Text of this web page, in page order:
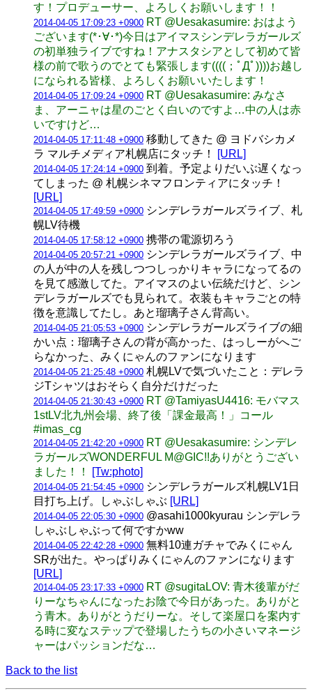
す！プロデューサー、よろしくお願いします！！
2014-04-05 17:09:23 +0900 RT @Uesakasumire: おはよう
ございます(*･∀･*)今日はアイマスシンデレラガールズ
の初単独ライブですね！アナスタシアとして初めて皆
様の前で歌うのでとても緊張します((((；ﾟДﾟ))))お越し
になられる皆様、よろしくお願いいたします！
2014-04-05 17:09:24 +0900 RT @Uesakasumire: みなさ
ま、アーニャは星のごとく白いのですよ…中の人は赤
いですけど…
2014-04-05 17:11:48 +0900 移動してきた @ ヨドバシカメ
ラ マルチメディア札幌店にタッチ！
[URL]
2014-04-05 17:24:14 +0900 到着。予定よりだいぶ遅くなっ
てしまった @ 札幌シネマフロンティアにタッチ！
[URL]
2014-04-05 17:49:59 +0900 シンデレラガールズライブ、札
幌LV待機
2014-04-05 17:58:12 +0900 携帯の電源切ろう
2014-04-05 20:57:21 +0900 シンデレラガールズライブ、中
の人が中の人を残しつつしっかりキャラになってるの
を見て感激してた。アイマスのよい伝統だけど、シン
デレラガールズでも見られて。衣装もキャラごとの特
徴を意識してたし。あと瑠璃子さん背高い。
2014-04-05 21:05:53 +0900 シンデレラガールズライブの細
かい点：瑠璃子さんの背が高かった、はっしーがへご
らなかった、みくにゃんのファンになります
2014-04-05 21:25:48 +0900 札幌LVで気づいたこと：デレラ
ジTシャツはおそらく自分だけだった
2014-04-05 21:30:43 +0900 RT @TamiyasU4416: モバマス
1stLV北九州会場、終了後「課金最高！」コール
#imas_cg
2014-04-05 21:42:20 +0900 RT @Uesakasumire: シンデレ
ラガールズWONDERFUL M@GIC!!ありがとうござい
ました！！
[Tw:photo]
2014-04-05 21:54:45 +0900 シンデレラガールズ札幌LV1日
目打ち上げ。しゃぶしゃぶ [URL]
2014-04-05 22:05:30 +0900 @asahi1000kyurau シンデレラ
しゃぶしゃぶって何ですかww
2014-04-05 22:42:28 +0900 無料10連ガチャでみくにゃん
SRが出た。やっぱりみくにゃんのファンになります
[URL]
2014-04-05 23:17:33 +0900 RT @sugitaLOV: 青木後輩がだ
りーなちゃんになったお陰で今日があった。ありがと
う青木。ありがとうだりーな。そして楽屋口を案内す
る時に変なステップで登場したうちの小さいマネージ
ャーはパッションだな…
Back to the list